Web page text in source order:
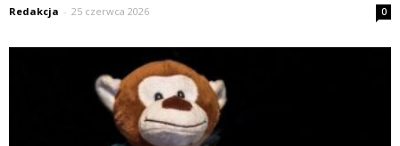
Redakcja - 25 czerwca 2026 0